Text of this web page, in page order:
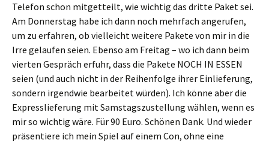
Telefon schon mitgetteilt, wie wichtig das dritte Paket sei.
Am Donnerstag habe ich dann noch mehrfach angerufen,
um zu erfahren, ob vielleicht weitere Pakete von mir in die
Irre gelaufen seien. Ebenso am Freitag – wo ich dann beim
vierten Gespräch erfuhr, dass die Pakete NOCH IN ESSEN
seien (und auch nicht in der Reihenfolge ihrer Einlieferung,
sondern irgendwie bearbeitet würden). Ich könne aber die
Expresslieferung mit Samstagszustellung wählen, wenn es
mir so wichtig wäre. Für 90 Euro. Schönen Dank. Und wieder
präsentiere ich mein Spiel auf einem Con, ohne eine